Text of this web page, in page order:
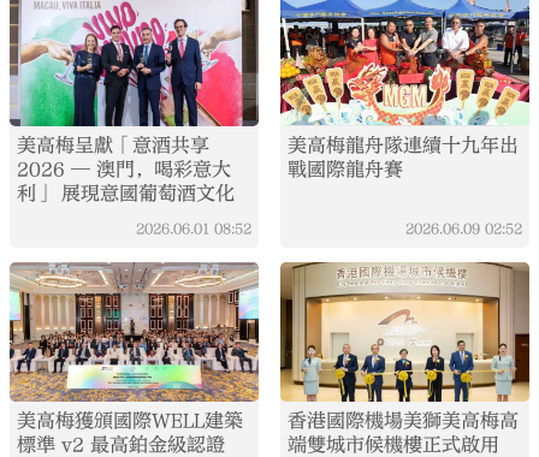
美高梅呈獻「意酒共享
2026 — 澳門，喝彩意大
利」 展現意國葡萄酒文化
2026.06.01 08:52
美高梅龍舟隊連續十九年出
戰國際龍舟賽
2026.06.09 02:52
美高梅獲頒國際WELL建築
標準 v2 最高鉑金級認證
香港國際機場美獅美高梅高
端雙城市候機樓正式啟用